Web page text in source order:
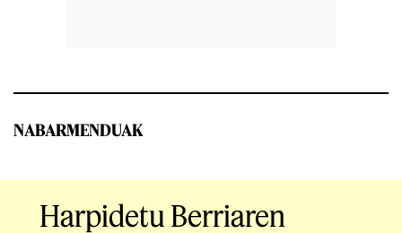
NABARMENDUAK
Harpidetu Berriaren